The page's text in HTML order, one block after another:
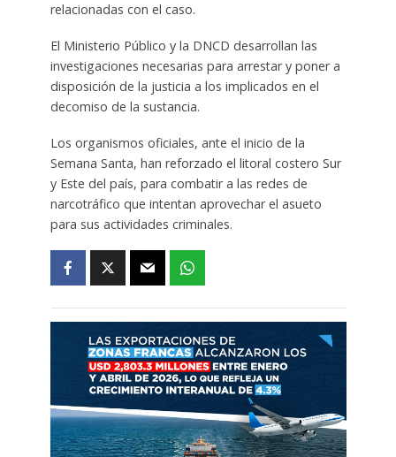
relacionadas con el caso.
El Ministerio Público y la DNCD desarrollan las
investigaciones necesarias para arrestar y poner a
disposición de la justicia a los implicados en el
decomiso de la sustancia.
Los organismos oficiales, ante el inicio de la
Semana Santa, han reforzado el litoral costero Sur
y Este del país, para combatir a las redes de
narcotráfico que intentan aprovechar el asueto
para sus actividades criminales.